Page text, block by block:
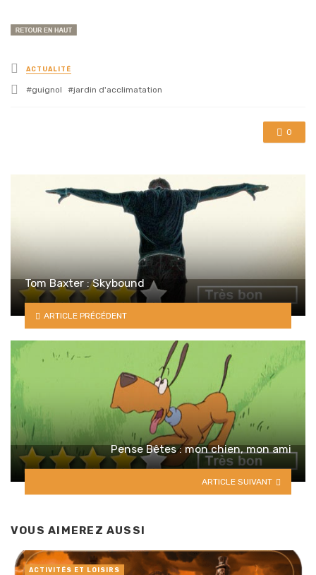
Posted
in
ACTUALITÉ
Tagged
guignol jardin d'acclimatation
0
Tom Baxter : Skybound
ARTICLE PRÉCÉDENT
Pense Bêtes : mon chien, mon ami
ARTICLE SUIVANT
VOUS AIMEREZ AUSSI
ACTIVITÉS ET LOISIRS